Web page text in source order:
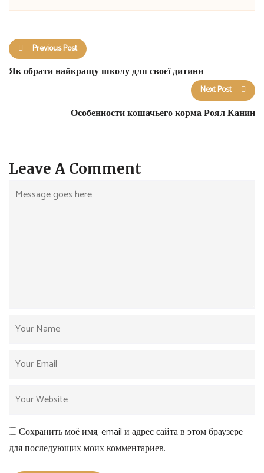
Previous Post
Як обрати найкращу школу для своєї дитини
Next Post
Особенности кошачьего корма Роял Канин
Leave A Comment
Сохранить моё имя, email и адрес сайта в этом браузере
для последующих моих комментариев.